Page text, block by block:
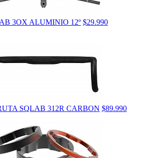
3OX ALUMINIO 12º $29.990
SQLAB 312R CARBON $89.990